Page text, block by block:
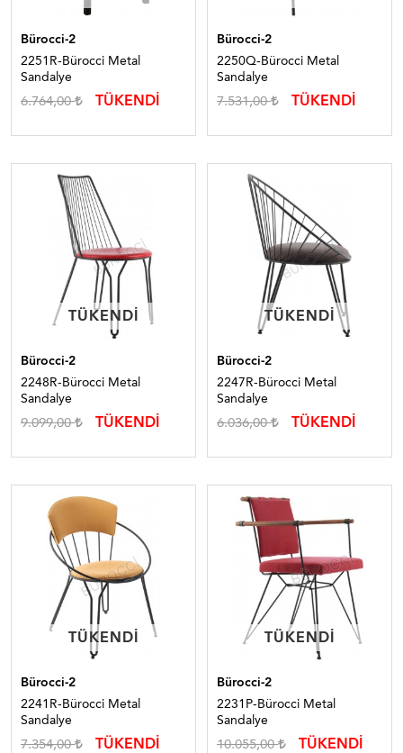
Bürocci-2
2251R-Bürocci Metal
Sandalye
6.764,00 TÜKENDİ
Bürocci-2
2250Q-Bürocci Metal
Sandalye
7.531,00 TÜKENDİ
TÜKENDI
TÜKENDI
Bürocci-2
2248R-Bürocci Metal
Sandalye
9.099,00 TÜKENDİ
TÜKENDI
TÜKENDI
Bürocci-2
2247R-Bürocci Metal
Sandalye
6.036,00 TÜKENDİ
TÜKENDI
TÜKENDI
Bürocci-2
2241R-Bürocci Metal
Sandalye
7.354,00 TÜKENDİ
TÜKENDI
TÜKENDI
Bürocci-2
2231P-Bürocci Metal
Sandalye
10.055,00 TÜKENDİ